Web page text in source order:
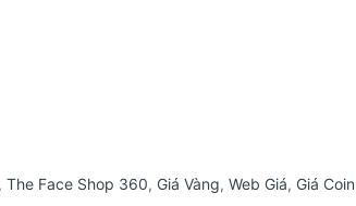
, The Face Shop 360, Giá Vàng, Web Giá, Giá Coin